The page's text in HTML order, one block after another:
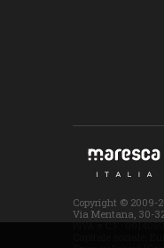
Copyright © 2009-
Via Mentana, 30-
P.IVA e C.F.:
Capitale sociale: